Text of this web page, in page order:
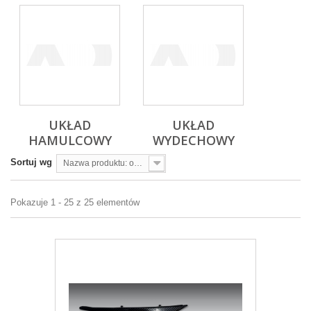
UKŁAD
HAMULCOWY
UKŁAD
WYDECHOWY
Sortuj wg Nazwa produktu: od A do Z
Pokazuje 1 - 25 z 25 elementów